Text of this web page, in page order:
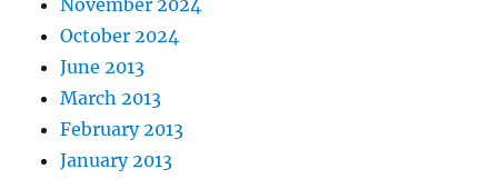
November 2024
October 2024
June 2013
March 2013
February 2013
January 2013